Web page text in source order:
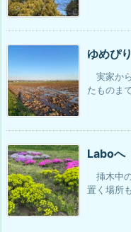
ゆめぴ
実家か
たものま
Laboへ
挿木中
置く場所